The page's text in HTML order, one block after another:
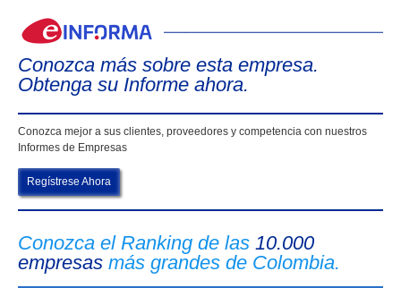
Conozca más sobre esta empresa.
Obtenga su Informe ahora.
Conozca mejor a sus clientes, proveedores y competencia con nuestros
Informes de Empresas
Regístrese Ahora
Conozca el Ranking de las 10.000
empresas más grandes de Colombia.